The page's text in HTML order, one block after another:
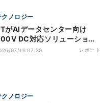
クノロジー
がAIデータセンター向け
DC対応ソリューション
日本初公開 - TECHNO-
07/16 07:30 レポート
クノロジー